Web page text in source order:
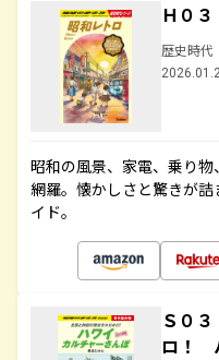
Ｈ０
歴史時代
昭和の風景、家電、乗り
網羅。懐かしさと驚きが
イド。
Ｓ０
ロ！